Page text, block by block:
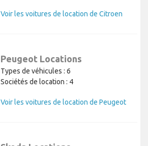
Voir les voitures de location de Citroen
Peugeot Locations
Types de véhicules : 6
Sociétés de location : 4
Voir les voitures de location de Peugeot